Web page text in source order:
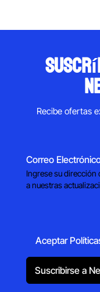
Recibe ofertas
Correo
Ingrese su
a nuestras
Aceptar
Suscribirse a